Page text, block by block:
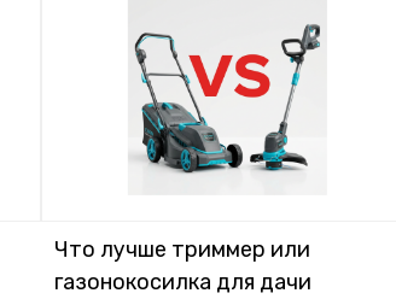
Что лучше триммер или
газонокосилка для дачи